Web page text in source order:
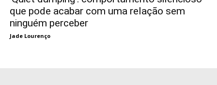
que pode acabar com uma relação sem
ninguém perceber
Jade Lourenço